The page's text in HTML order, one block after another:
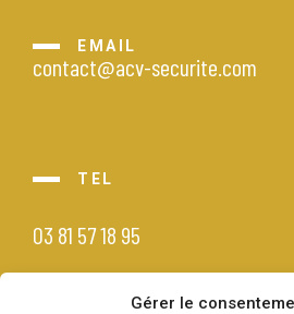
Gérer le
EMAIL
contact@acv-securite.com
TEL
03 81 57 18 95